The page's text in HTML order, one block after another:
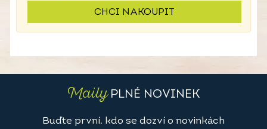
CHCI NAKOUPIT
MailyPLNÉ NOVINEK
Buďte první, kdo se dozví o novinkách